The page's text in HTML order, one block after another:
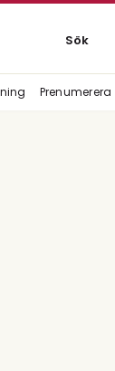
Sök
Prenumerera